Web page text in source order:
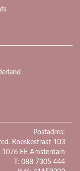
Postadres:
Roeskestraat 103
1076 EE Amsterdam
T: 088 7305 444